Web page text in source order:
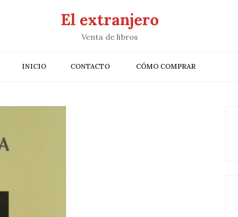
El extranjero
Venta de libros
INICIO CONTACTO CÓMO COMPRAR